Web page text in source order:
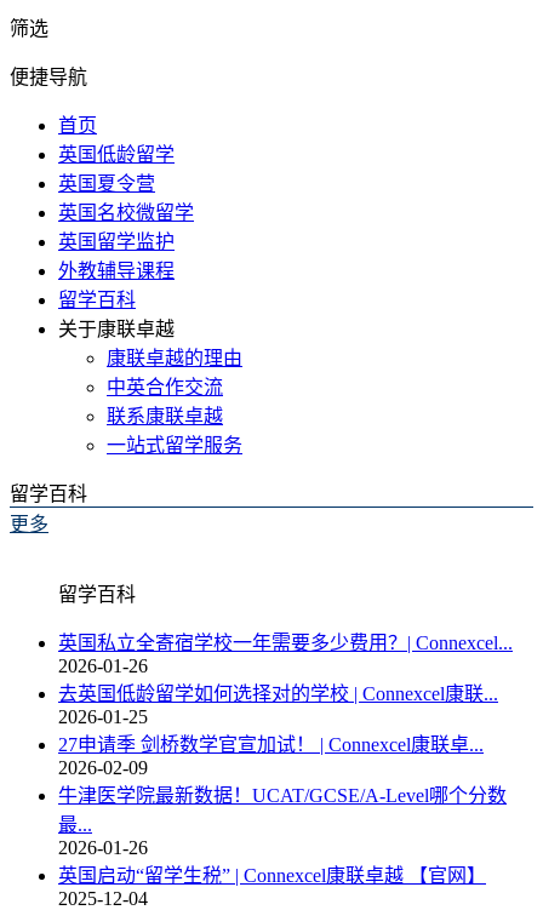
筛选
便捷导航
首页
英国低龄留学
英国夏令营
英国名校微留学
英国留学监护
外教辅导课程
留学百科
关于康联卓越
康联卓越的理由
中英合作交流
联系康联卓越
一站式留学服务
留学百科
更多
留学百科
英国私立全寄宿学校一年需要多少费用？| Connexcel...
2026-01-26
去英国低龄留学如何选择对的学校 | Connexcel康联...
2026-01-25
27申请季 剑桥数学官宣加试！ | Connexcel康联卓...
2026-02-09
牛津医学院最新数据！UCAT/GCSE/A-Level哪个分数
最...
2026-01-26
英国启动“留学生税” | Connexcel康联卓越 【官网】
2025-12-04